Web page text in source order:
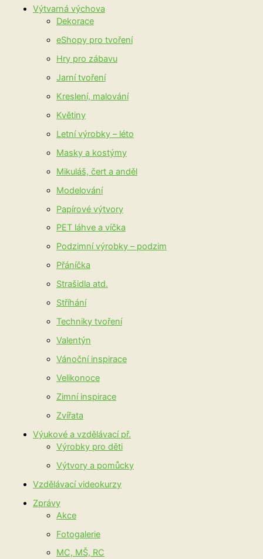
Výtvarná výchova
Dekorace
eShopy pro tvoření
Hry pro zábavu
Jarní tvoření
Kreslení, malování
Květiny
Letní výrobky – léto
Masky a kostýmy
Mikuláš, čert a anděl
Modelování
Papírové výtvory
PET láhve a víčka
Podzimní výrobky – podzim
Přáníčka
Strašidla atd.
Stříhání
Techniky tvoření
Valentýn
Vánoční inspirace
Velikonoce
Zimní inspirace
Zvířata
Výukové a vzdělávací př.
Výrobky pro děti
Výtvory a pomůcky
Vzdělávací videokurzy
Zprávy
Akce
Fotogalerie
MC, MŠ, RC